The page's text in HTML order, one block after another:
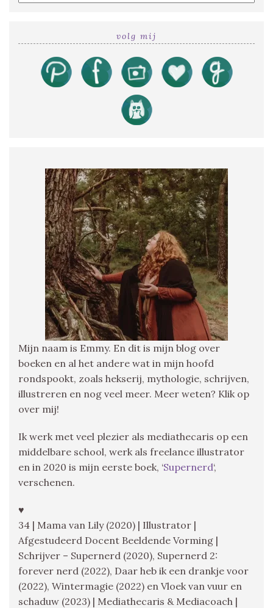
a
volg mij
Mijn naam is Emmy. En dit is mijn blog over
boeken en al het andere wat in mijn hoofd
rondspookt, zoals hekserij, mythologie, schrijven,
illustreren en nog veel meer. Meer weten? Klik op
over mij!
Ik werk met veel plezier als mediathecaris op een
middelbare school, werk als freelance illustrator
en in 2020 is mijn eerste boek, ‘Supernerd‘,
verschenen.
♥
34 | Mama van Lily (2020) | Illustrator |
Afgestudeerd Docent Beeldende Vorming |
Schrijver – Supernerd (2020), Supernerd 2:
forever nerd (2022), Daar heb ik een drankje voor
(2022), Wintermagie (2022) en Vloek van vuur en
schaduw (2023) | Mediathecaris & Mediacoach |